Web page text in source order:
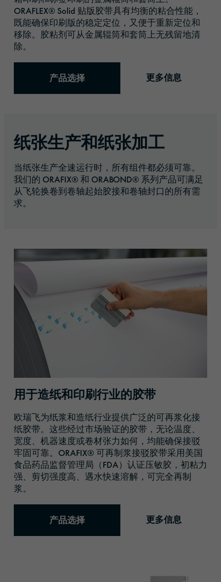
ORAFLEX® Solid 贴版胶带具有均衡的粘合性能，
既能确保印刷版的稳定定位，又便于重新定位和
移除。胶粘剂可从金属辊筒和套筒上无残留地清
除。
产品选择 更多信息
纸张生产和纸张加工
当纸张生产全速运行时，所有组件都必须可靠。
我们的 ORAFIX® 和 ORABOND® 系列产品可满足
从飞轮换卷到卷轴起始胶接和卷轴封口的所有需
求。
用于造纸和印刷行业的胶带
欧瑞飞为纸浆和造纸行业提供广泛的可再浆化接
纸胶带。这些经过市场验证的胶带，无论温度、
宽度、机器速度或卷材张力如何，均能确保接驳
牢固可靠。ORAFIX® 可再制浆接驳胶带采用美国
食品药品监督管理局（FDA）认证压敏胶，初粘力
强、剪切强度高、遇水快速溶解，可完全再制
浆。
产品选择 更多信息